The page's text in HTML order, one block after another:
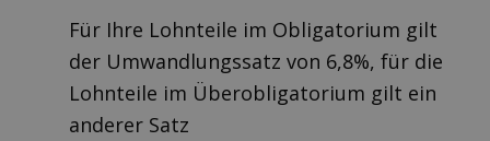
Für Ihre Lohnteile im Obligatorium gilt
der Umwandlungssatz von 6,8%, für die
Lohnteile im Überobligatorium gilt ein
anderer Satz